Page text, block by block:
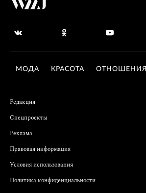
МОДА КРАСОТА ОТНОШЕНИЯ
Редакция
Спецпроекты
Реклама
Правовая информация
Условия использования
Политика конфиденциальности